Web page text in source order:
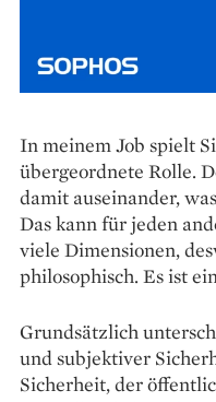
In meinem Job spielt
übergeordnete Rolle.
damit auseinander,
Das kann für jeden
viele Dimensionen,
philosophisch. Es ist
Grundsätzlich
und subjektiver
Sicherheit, der